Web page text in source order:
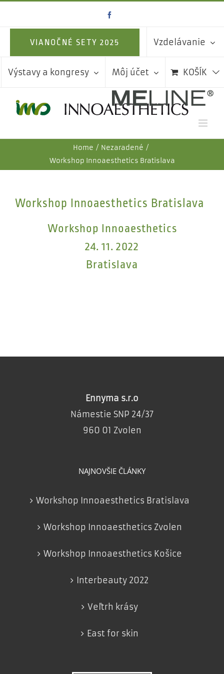
contentVIANOČNÉ SETY 2025 Vzdelávanie
Výstavy a kongresy Môj účet KOŠÍK
Home
Nezaradené
Workshop Innoaesthetics Bratislava
Workshop Innoaesthetics Bratislava
Workshop Innoaesthetics
24. 11. 2022
Bratislava
Ennyma s.r.o
Námestie SNP 24/37
960 01 Zvolen
NAJNOVŠIE ČLÁNKY
Workshop Innoaesthetics Bratislava
Workshop Innoaesthetics Zvolen
Workshop Innoaesthetics Košice
Interbeauty 2022
Veľtrh krásy
East for skin